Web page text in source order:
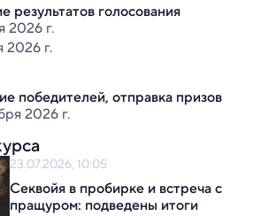
2026 г.
2026 г.
результатов голосования
2026 г.
победителей, отправка призов
23.07.2026, 10:05
Секвойя в пробирке и встреча с
пращуром: подведены итоги